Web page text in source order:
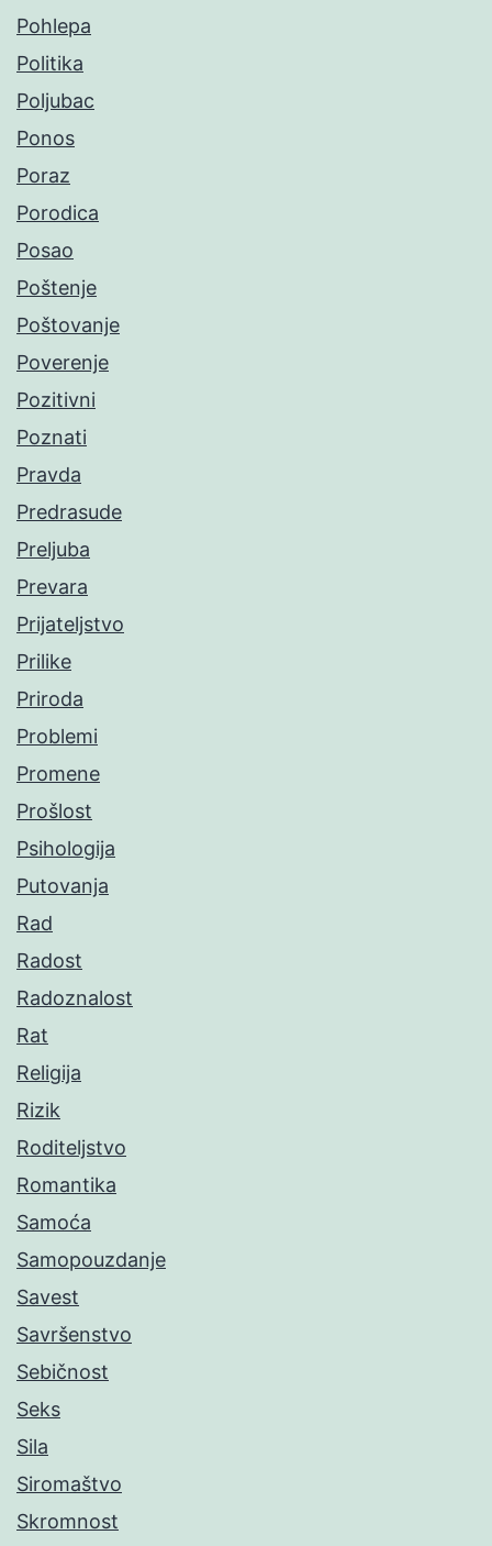
Pohlepa
Politika
Poljubac
Ponos
Poraz
Porodica
Posao
Poštenje
Poštovanje
Poverenje
Pozitivni
Poznati
Pravda
Predrasude
Preljuba
Prevara
Prijateljstvo
Prilike
Priroda
Problemi
Promene
Prošlost
Psihologija
Putovanja
Rad
Radost
Radoznalost
Rat
Religija
Rizik
Roditeljstvo
Romantika
Samoća
Samopouzdanje
Savest
Savršenstvo
Sebičnost
Seks
Sila
Siromaštvo
Skromnost